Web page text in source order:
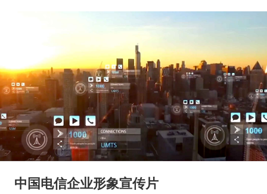
中国电信企业形象宣传片